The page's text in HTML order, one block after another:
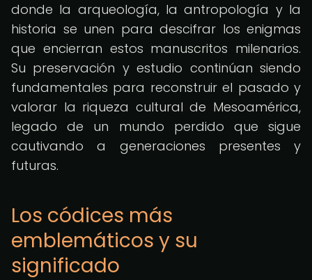
donde la arqueología, la antropología y la
historia se unen para descifrar los enigmas
que encierran estos manuscritos milenarios.
Su preservación y estudio continúan siendo
fundamentales para reconstruir el pasado y
valorar la riqueza cultural de Mesoamérica,
legado de un mundo perdido que sigue
cautivando a generaciones presentes y
futuras.
Los códices más
emblemáticos y su
significado